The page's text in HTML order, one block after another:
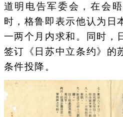
道明电告军委会，在会
时，格鲁即表示他认为日
一两个月内求和。同时，
签订《日苏中立条约》的
条件投降。